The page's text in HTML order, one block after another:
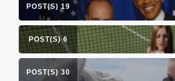
19 POST(S)
6 POST(S)
30 POST(S)